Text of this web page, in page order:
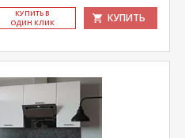
КУ­ПИТЬ В
ОДИН КЛИК
КУПИТЬ